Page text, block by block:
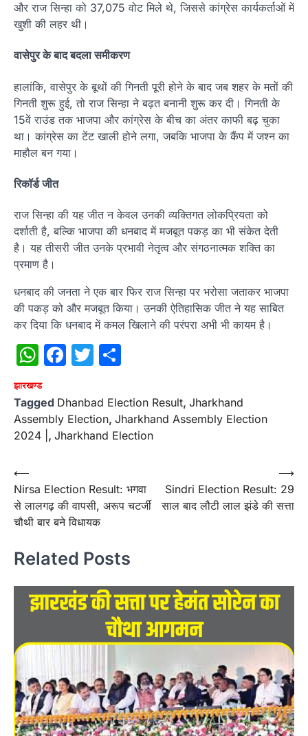
और राज सिन्हा को 37,075 वोट मिले थे, जिससे कांग्रेस कार्यकर्ताओं में
खुशी की लहर थी।
वासेपुर के बाद बदला समीकरण
हालांकि, वासेपुर के बूथों की गिनती पूरी होने के बाद जब शहर के मतों की
गिनती शुरू हुई, तो राज सिन्हा ने बढ़त बनानी शुरू कर दी। गिनती के
15वें राउंड तक भाजपा और कांग्रेस के बीच का अंतर काफी बढ़ चुका
था। कांग्रेस का टेंट खाली होने लगा, जबकि भाजपा के कैंप में जश्न का
माहौल बन गया।
रिकॉर्ड जीत
राज सिन्हा की यह जीत न केवल उनकी व्यक्तिगत लोकप्रियता को
दर्शाती है, बल्कि भाजपा की धनबाद में मजबूत पकड़ का भी संकेत देती
है। यह तीसरी जीत उनके प्रभावी नेतृत्व और संगठनात्मक शक्ति का
प्रमाण है।
धनबाद की जनता ने एक बार फिर राज सिन्हा पर भरोसा जताकर भाजपा
की पकड़ को और मजबूत किया। उनकी ऐतिहासिक जीत ने यह साबित
कर दिया कि धनबाद में कमल खिलाने की परंपरा अभी भी कायम है।
WhatsApp
Facebook
Twitter
झारखण्ड
Tagged Dhanbad Election Result, Jharkhand
Assembly Election, Jharkhand Assembly Election
2024 | , Jharkhand Election
Post
navigation
⟵
Nirsa Election Result: भगवा
से लालगढ़ की वापसी, अरूप चटर्जी
चौथी बार बने विधायक
Sindri Election Result: 29
साल बाद लौटी लाल झंडे की सत्ता
⟶
Related Posts